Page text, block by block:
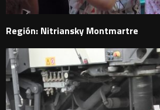
Región: Nitriansky Montmartre